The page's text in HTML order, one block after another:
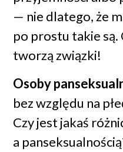
— nie dlatego, że
po prostu takie są.
tworzą związki!
Osoby
bez względu na
Czy jest jakaś
a